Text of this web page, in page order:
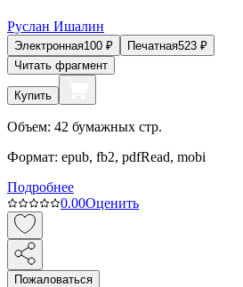
Руслан Ишалин
Электронная100 ₽ Печатная523 ₽
Читать фрагмент
Купить
Объем: 42 бумажных стр.
Формат: epub, fb2, pdfRead, mobi
Подробнее
0.00Оценить
Пожаловаться